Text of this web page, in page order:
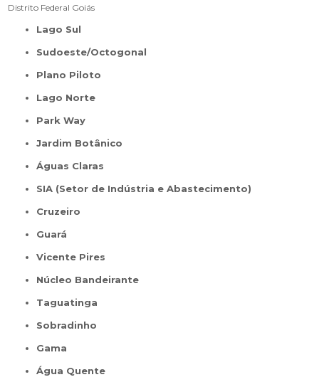
Distrito Federal Goiás
Lago Sul
Sudoeste/Octogonal
Plano Piloto
Lago Norte
Park Way
Jardim Botânico
Águas Claras
SIA (Setor de Indústria e Abastecimento)
Cruzeiro
Guará
Vicente Pires
Núcleo Bandeirante
Taguatinga
Sobradinho
Gama
Água Quente